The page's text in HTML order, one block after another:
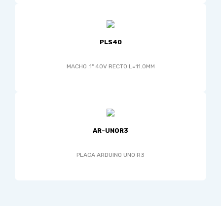
PLS40
MACHO .1" 40V RECTO L=11.0MM
AR-UNOR3
PLACA ARDUINO UNO R3